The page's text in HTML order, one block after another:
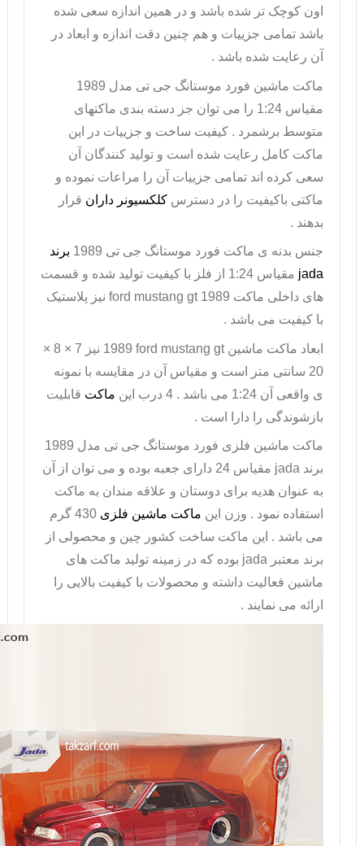
اون کوچک تر شده باشد و در همین اندازه سعی شده
باشد تمامی جزییات و هم چنین دقت اندازه و ابعاد در
آن رعایت شده باشد .
ماکت ماشین فورد موستانگ
جی تی مدل 1989
مقیاس 1:24 را می توان جز دسته بندی ماکتهای
متوسط برشمرد . کیفیت ساخت و جزییات در این
ماکت کامل رعایت شده است و تولید کنندگان آن
سعی کرده اند تمامی جزییات آن را مراعات نموده و
ماکتی باکیفیت را در دسترس کلکسیونر داران قرار
بدهند .
جنس بدنه ی ماکت فورد موستانگ جی تی 1989
برند
jada
مقیاس 1:24 از فلز با کیفیت تولید شده و قسمت
های داخلی ماکت ford mustang gt 1989 نیز پلاستیک
با کیفیت می باشد .
ابعاد ماکت ماشین1989 ford mustang gt
نیز 7 × 8 ×
20 سانتی متر است و مقیاس آن در مقایسه با نمونه
ی واقعی آن 1:24 می باشد . 4 درب این
ماکت قابلیت
بازشوندگی را دارا است .
ماکت ماشین فلزی
فورد موستانگ جی تی مدل 1989
برند jada
مقیاس 24 دارای جعبه بوده و می توان از آن
به عنوان هدیه برای دوستان و علاقه مندان به ماکت
استفاده نمود . وزن این ماکت ماشین فلزی
430 گرم
می باشد . این ماکت ساخت کشور چین و محصولی از
برند معتبر jada بوده که در زمینه تولید ماکت های
ماشین فعالیت داشته و محصولات با کیفیت بالایی را
ارائه می نمایند .